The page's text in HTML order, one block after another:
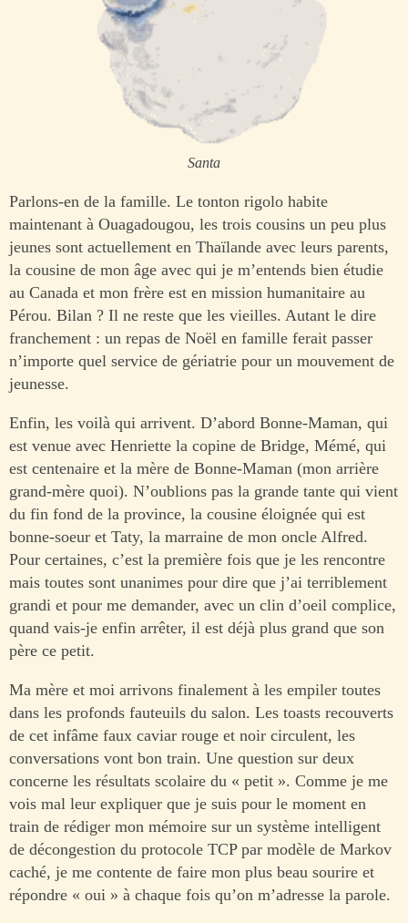
Santa
Parlons-en de la famille. Le tonton rigolo habite
maintenant à Ouagadougou, les trois cousins un peu plus
jeunes sont actuellement en Thaïlande avec leurs parents,
la cousine de mon âge avec qui je m’entends bien étudie
au Canada et mon frère est en mission humanitaire au
Pérou. Bilan ? Il ne reste que les vieilles. Autant le dire
franchement : un repas de Noël en famille ferait passer
n’importe quel service de gériatrie pour un mouvement de
jeunesse.
Enfin, les voilà qui arrivent. D’abord Bonne-Maman, qui
est venue avec Henriette la copine de Bridge, Mémé, qui
est centenaire et la mère de Bonne-Maman (mon arrière
grand-mère quoi). N’oublions pas la grande tante qui vient
du fin fond de la province, la cousine éloignée qui est
bonne-soeur et Taty, la marraine de mon oncle Alfred.
Pour certaines, c’est la première fois que je les rencontre
mais toutes sont unanimes pour dire que j’ai terriblement
grandi et pour me demander, avec un clin d’oeil complice,
quand vais-je enfin arrêter, il est déjà plus grand que son
père ce petit.
Ma mère et moi arrivons finalement à les empiler toutes
dans les profonds fauteuils du salon. Les toasts recouverts
de cet infâme faux caviar rouge et noir circulent, les
conversations vont bon train. Une question sur deux
concerne les résultats scolaire du « petit ». Comme je me
vois mal leur expliquer que je suis pour le moment en
train de rédiger mon mémoire sur un système intelligent
de décongestion du protocole TCP par modèle de Markov
caché, je me contente de faire mon plus beau sourire et
répondre « oui » à chaque fois qu’on m’adresse la parole.